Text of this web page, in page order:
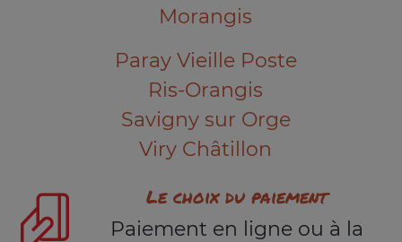
Morangis
Paray Vieille Poste
Ris-Orangis
Savigny sur Orge
Viry Châtillon
Le choix du paiement
Paiement en ligne ou à la